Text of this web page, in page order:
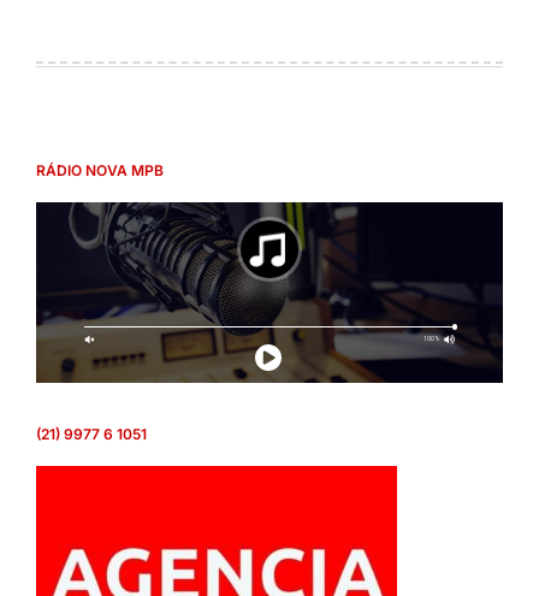
RÁDIO NOVA MPB
(21) 9977 6 1051